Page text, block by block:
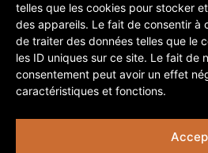
telles que les cookies pour stocker
des appareils. Le fait de consentir à
de traiter des données telles que le
les ID uniques sur ce site. Le fait de
consentement peut avoir un effet
caractéristiques et fonctions.